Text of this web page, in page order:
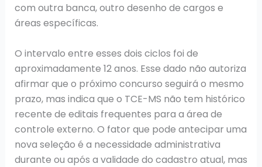
com outra banca, outro desenho de cargos e
áreas específicas.
O intervalo entre esses dois ciclos foi de
aproximadamente 12 anos. Esse dado não autoriza
afirmar que o próximo concurso seguirá o mesmo
prazo, mas indica que o TCE-MS não tem histórico
recente de editais frequentes para a área de
controle externo. O fator que pode antecipar uma
nova seleção é a necessidade administrativa
durante ou após a validade do cadastro atual, mas